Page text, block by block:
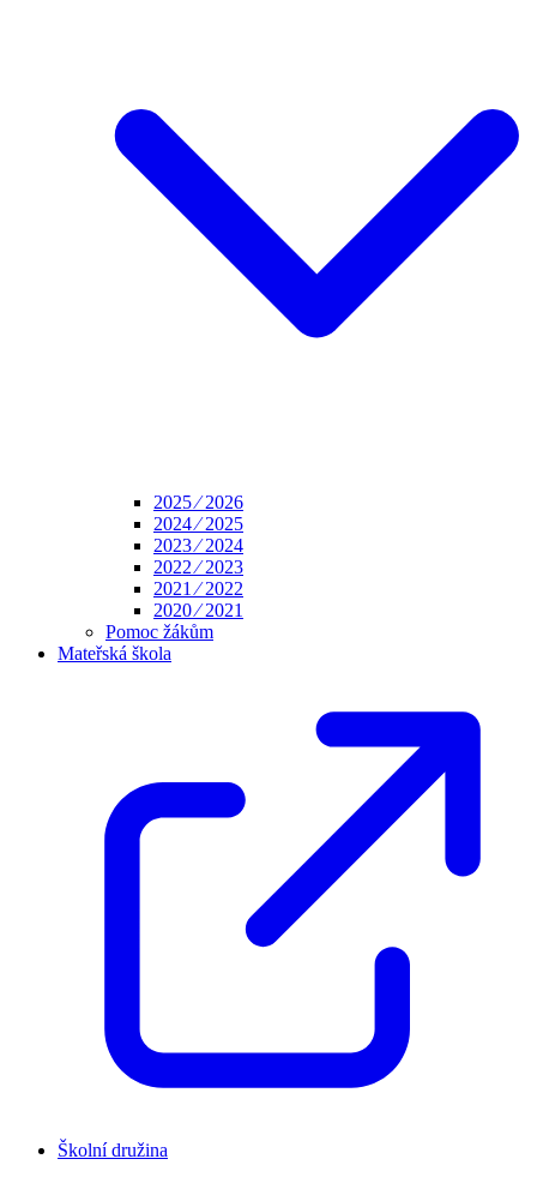
2025 ⁄ 2026
2024 ⁄ 2025
2023 ⁄ 2024
2022 ⁄ 2023
2021 ⁄ 2022
2020 ⁄ 2021
Pomoc žákům
Mateřská škola
Školní družina